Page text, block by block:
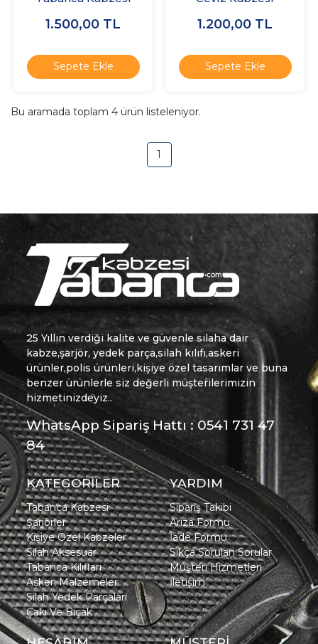
1.500,00 TL
Sepete Ekle
1.200,00 TL
Sepete Ekle
Bu aramada toplam 4 ürün listeleniyor.
1
25 Yıllın verdiği kalite ve güvenle silaha dair
kabze,şarjör, yedek parça,silah kılıfı,askeri
ürünler,polis ürünleri,kişiye özel tasarımlar ve buna
benzer ürünlerle siz değerli müşterilerimizin
hizmetinizdeyiz..
WhatsApp Sipariş Hattı : 0541 731 47
84
KATEGORİLER
Tabanca Kabzesi
Şarjörler
Kişiye Özel Kabzeler
Silah Aksesuar
Tabanca Kılıfları
Askeri Malzemeler
Silah Yedek Parçaları
Çakı Ve Bıçak
YARDIM
Sipariş Takibi
Arıza Formu
İade Formu
Sıkça Sorulan Sorular
Müşteri Hizmetleri
İletişim